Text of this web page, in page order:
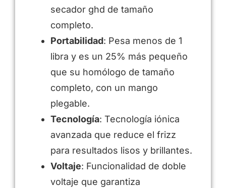
secador ghd de tamaño
completo.
Portabilidad: Pesa menos de 1
libra y es un 25% más pequeño
que su homólogo de tamaño
completo, con un mango
plegable.
Tecnología: Tecnología iónica
avanzada que reduce el frizz
para resultados lisos y brillantes.
Voltaje: Funcionalidad de doble
voltaje que garantiza